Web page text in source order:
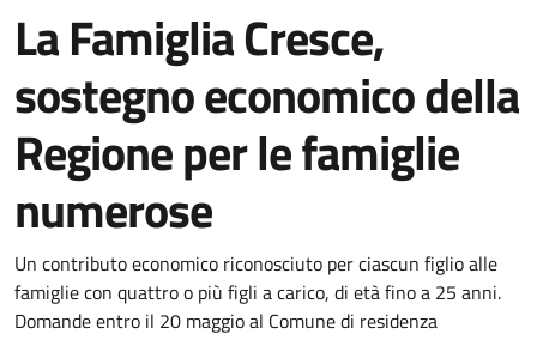
La Famiglia Cresce,
sostegno economico della
Regione per le famiglie
numerose
Dettagli della notizia
Un contributo economico riconosciuto per ciascun figlio alle
famiglie con quattro o più figli a carico, di età fino a 25 anni.
Domande entro il 20 maggio al Comune di residenza